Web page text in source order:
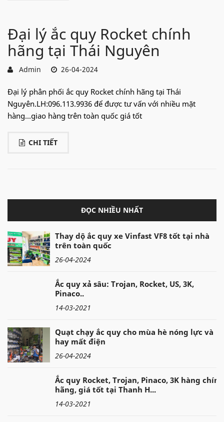
Đại lý ắc quy Rocket chính
hãng tại Thái Nguyên
Admin 26-04-2024
Đại lý phân phối ắc quy Rocket chính hãng tại Thái
Nguyên.LH:096.113.9936 để được tư vấn với nhiều mặt
hàng...giao hàng trên toàn quốc giá tốt
CHI TIẾT
ĐỌC NHIỀU NHẤT
Thay dộ ắc quy xe Vinfast VF8 tốt tại nhà
trên toàn quốc
26-04-2024
Ắc quy xả sâu: Trojan, Rocket, US, 3K,
Pinaco..
14-03-2021
Quạt chạy ắc quy cho mùa hè nóng lực và
hay mất điện
26-04-2024
Ắc quy Rocket, Trojan, Pinaco, 3K hàng chính
hãng, giá tốt tại Thanh H...
14-03-2021